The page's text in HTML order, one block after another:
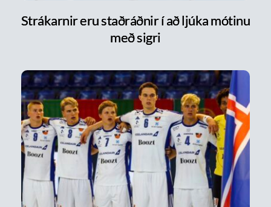
Strákarnir eru staðráðnir í að ljúka mótinu
með sigri